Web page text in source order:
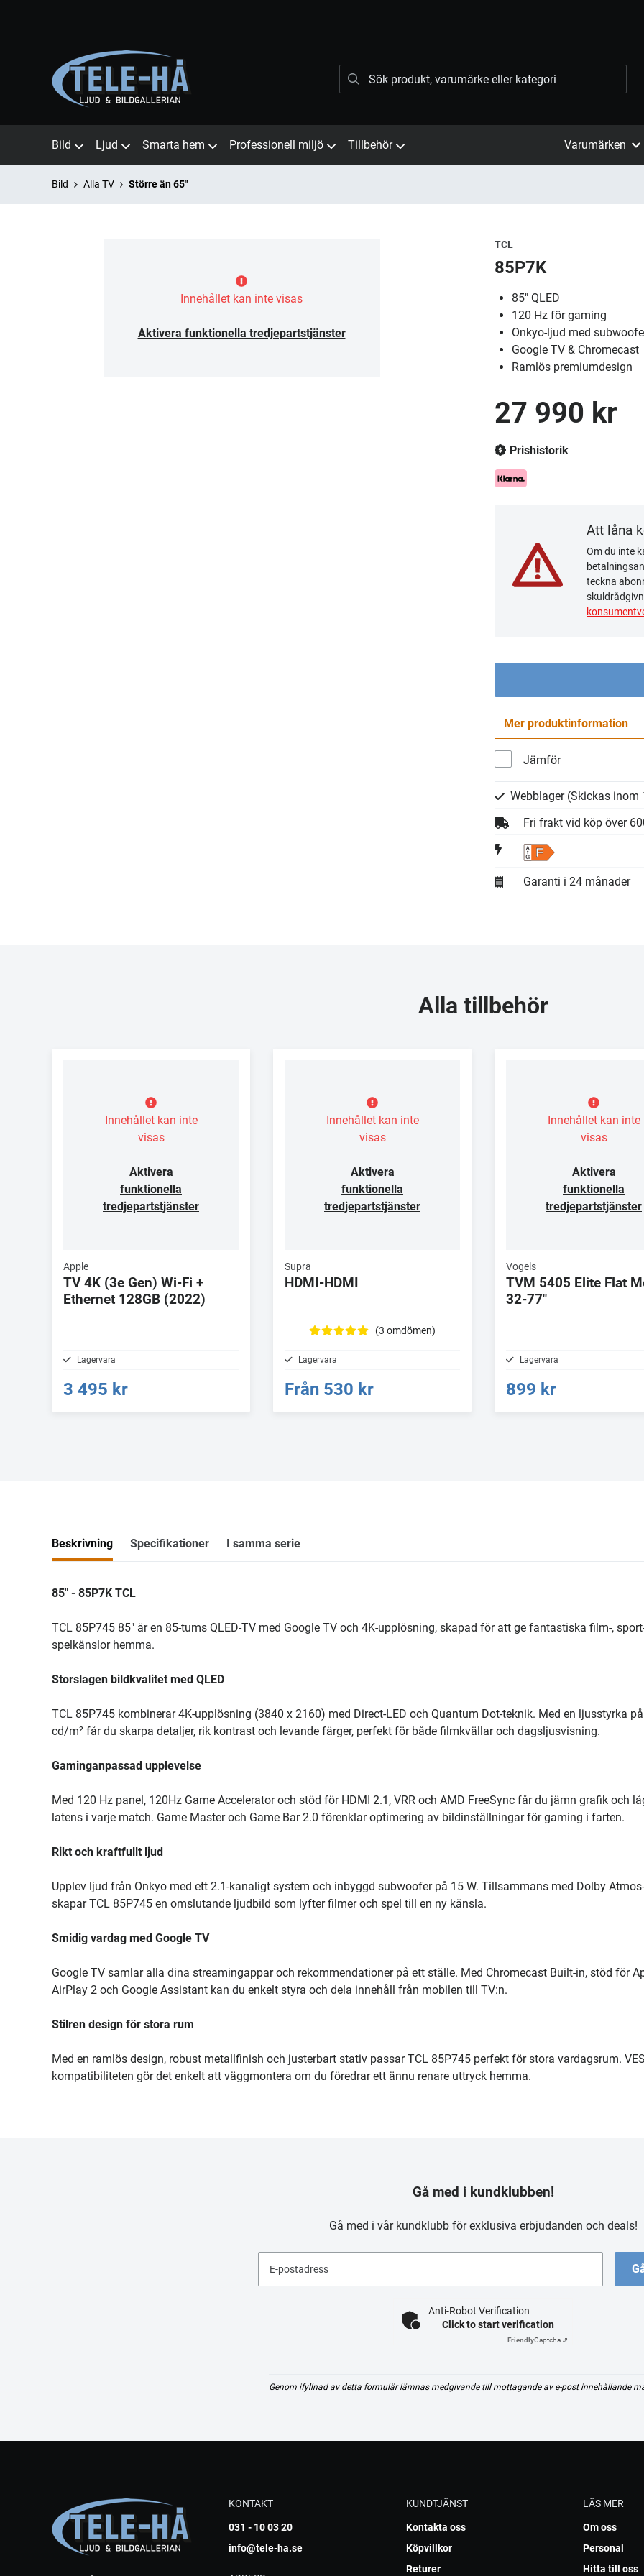
Bild Ljud Smarta hem Professionell miljö Tillbehör Varumärken
Bild Alla TV Större än 65"
Innehållet kan inte visas
Aktivera funktionella tredjepartstjänster
TCL
85P7K
85" QLED
120 Hz för gaming
Onkyo-ljud med
Google TV & Chromecast
Ramlös premiumdesign
27 990 kr
Prishistorik
Att låna
Om du inte
teckna
Mer produktinformation
Jämför
Webblager (Skickas inom
Fri frakt vid köp över
F
Garanti i 24 månader
Alla tillbehör
Innehållet kan inte
visas
Aktivera
funktionella
tredjepartstjänster
Apple
TV 4K (3e Gen) Wi-Fi +
Ethernet 128GB (2022)
Lagervara
3 495 kr
Innehållet kan inte
visas
Aktivera
funktionella
tredjepartstjänster
Supra
HDMI-HDMI
(3 omdömen)
Lagervara
Från 530 kr
Innehållet kan inte
visas
Aktivera
funktionella
tredjepartstjänster
Vogels
TVM 5405 Elite Flat
32-77"
Lagervara
899 kr
Beskrivning Specifikationer I samma serie
85" - 85P7K TCL
TCL 85P745 85" är en 85-tums QLED-TV med Google TV och 4K-upplösning, skapad för att ge fantastiska film-,
spelkänslor hemma.
Storslagen bildkvalitet med QLED
TCL 85P745 kombinerar 4K-upplösning (3840 x 2160) med Direct-LED och Quantum Dot-teknik. Med en ljusstyrka
cd/m² får du skarpa detaljer, rik kontrast och levande färger, perfekt för både filmkvällar och dagsljusvisning.
Gaminganpassad upplevelse
Med 120 Hz panel, 120Hz Game Accelerator och stöd för HDMI 2.1, VRR och AMD FreeSync får du jämn grafik och
latens i varje match. Game Master och Game Bar 2.0 förenklar optimering av bildinställningar för gaming i farten.
Rikt och kraftfullt ljud
Upplev ljud från Onkyo med ett 2.1-kanaligt system och inbyggd subwoofer på 15 W. Tillsammans med Dolby
skapar TCL 85P745 en omslutande ljudbild som lyfter filmer och spel till en ny känsla.
Smidig vardag med Google TV
Google TV samlar alla dina streamingappar och rekommendationer på ett ställe. Med Chromecast Built-in, stöd för
AirPlay 2 och Google Assistant kan du enkelt styra och dela innehåll från mobilen till TV:n.
Stilren design för stora rum
Med en ramlös design, robust metallfinish och justerbart stativ passar TCL 85P745 perfekt för stora vardagsrum.
kompatibiliteten gör det enkelt att väggmontera om du föredrar ett ännu renare uttryck hemma.
Gå med i kundklubben!
Gå med i vår kundklubb för exklusiva erbjudanden och deals!
E-postadress
Anti-Robot Verification
Click to start verification
FriendlyCaptcha ⇗
Genom ifyllnad av detta formulär lämnas medgivande till mottagande av e-post innehållande
KONTAKT
031 - 10 03 20
info@tele-ha.se
KUNDTJÄNST
Kontakta oss
Köpvillkor
Returer
LÄS MER
Om oss
Personal
Hitta till oss